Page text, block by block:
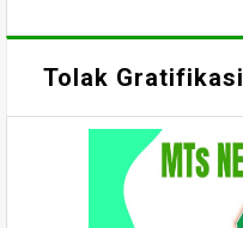
Tolak Gratifikasi